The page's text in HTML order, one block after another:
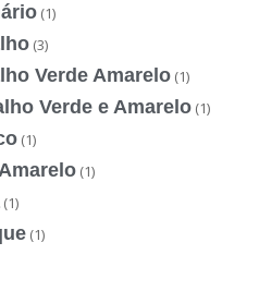
(1)
(3)
Verde Amarelo (1)
Verde e Amarelo (1)
(1)
(1)
(1)
(1)